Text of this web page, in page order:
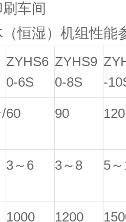
车间
恒湿）机组性能
ZYHS6
0-6S
ZYHS9
0-8S
-
60 90 120
3～ 6 3～ 8 5～
1000 1200